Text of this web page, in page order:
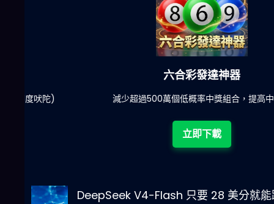
六合彩發達神器
減少超過500萬個低概率中獎組合，提高中獎率
DeepSeek V4-Flash 只要 28 美分就能